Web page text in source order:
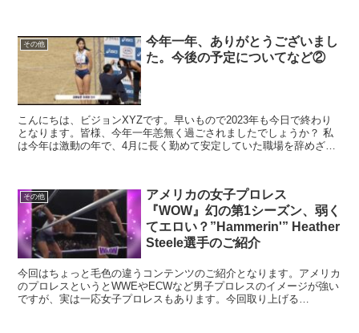
その他
今年一年、ありがとうございまし
た。今後の予定についてなど②
こんにちは、ビジョンXYZです。早いもので2023年も今日で終わり
となります。皆様、今年一年恙無く過ごされましたでしょうか？ 私
は今年は激動の年で、4月に長く勤めて安定していた職場を辞めざる
その他
アメリカの女子プロレス
『WOW』幻の第1シーズン、弱く
てエロい？”Hammerin'” Heather
Steele選手のご紹介
今回はちょっと毛色の違うコンテンツのご紹介となります。アメリカ
のプロレスというとWWEやECWなど男子プロレスのイメージが強い
ですが、実は一応女子プロレスもあります。今回取り上げる